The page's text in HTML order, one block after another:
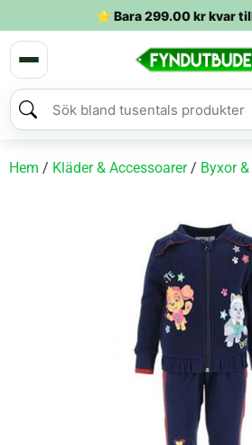
⭐ Bara299.00krkvar
Hem / Kläder & Accessoarer/ Byxor